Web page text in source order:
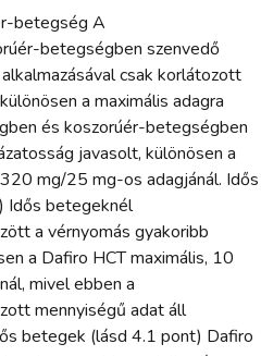
betegség A
betegségben szenvedő
csak korlátozott
a maximális adagra
és koszorúér-betegségben
javasolt, különösen a
mg/25 mg-os adagjánál. Idős
Idős betegeknél
a vérnyomás gyakoribb
a Dafiro HCT maximális, 10
mivel ebben a
mennyiségű adat áll
betegek (lásd 4.1 pont) Dafiro